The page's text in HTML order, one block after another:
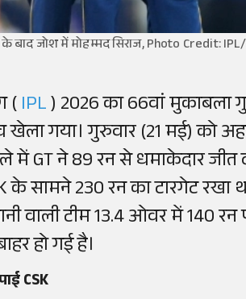
बाद जोश में मोहम्मद सिराज, Photo Credit:
(IPL) 2026 का 66वां मुकाबला
खेला गया। गुरुवार (21 मई) को
GT ने 89 रन से धमाकेदार जीत
के सामने 230 रन का टारगेट
वाली टीम 13.4 ओवर में 140 रन
हो गई है।
CSK